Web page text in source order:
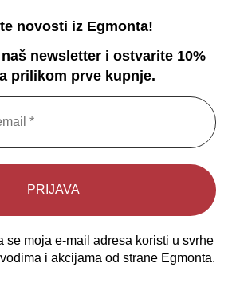
novosti iz Egmonta!
newsletter i ostvarite 10%
prilikom prve kupnje.
moja e-mail adresa koristi u svrhe
i akcijama od strane Egmonta.